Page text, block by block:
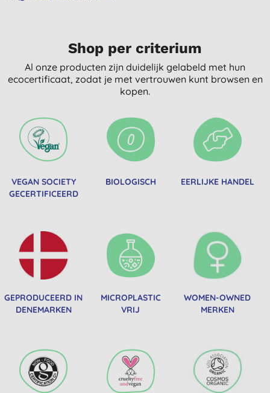
Shop per criterium
Al onze producten zijn duidelijk gelabeld met hun
ecocertificaat, zodat je met vertrouwen kunt browsen en
kopen.
VEGAN SOCIETY
GECERTIFICEERD
BIOLOGISCH EERLIJKE HANDEL
GEPRODUCEERD IN
DENEMARKEN
MICROPLASTIC
VRIJ
WOMEN-OWNED
MERKEN